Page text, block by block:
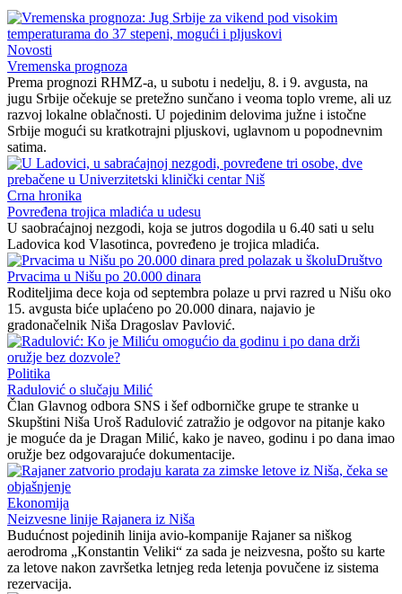
Novosti
Vremenska prognoza
Prema prognozi RHMZ-a, u subotu i nedelju, 8. i 9. avgusta, na
jugu Srbije očekuje se pretežno sunčano i veoma toplo vreme, ali uz
razvoj lokalne oblačnosti. U pojedinim delovima južne i istočne
Srbije mogući su kratkotrajni pljuskovi, uglavnom u popodnevnim
satima.
Crna hronika
Povređena trojica mladića u udesu
U saobraćajnoj nezgodi, koja se jutros dogodila u 6.40 sati u selu
Ladovica kod Vlasotinca, povređeno je trojica mladića.
Društvo
Prvacima u Nišu po 20.000 dinara
Roditeljima dece koja od septembra polaze u prvi razred u Nišu oko
15. avgusta biće uplaćeno po 20.000 dinara, najavio je
gradonačelnik Niša Dragoslav Pavlović.
Politika
Radulović o slučaju Milić
Član Glavnog odbora SNS i šef odborničke grupe te stranke u
Skupštini Niša Uroš Radulović zatražio je odgovor na pitanje kako
je moguće da je Dragan Milić, kako je naveo, godinu i po dana imao
oružje bez odgovarajuće dokumentacije.
Ekonomija
Neizvesne linije Rajanera iz Niša
Budućnost pojedinih linija avio-kompanije Rajaner sa niškog
aerodroma „Konstantin Veliki“ za sada je neizvesna, pošto su karte
za letove nakon završetka letnjeg reda letenja povučene iz sistema
rezervacija.